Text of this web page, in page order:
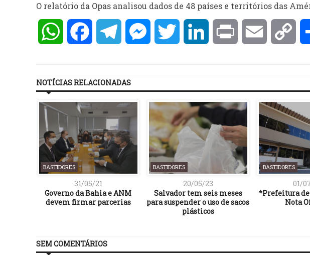
O relatório da Opas analisou dados de 48 países e territórios das
WhatsAppFacebookTelegramMessengerTwitter LinkedInPrint Email
NOTÍCIAS RELACIONADAS
BASTIDORES
31/05/21
Governo da Bahia e ANM
devem firmar parcerias
BASTIDORES
20/05/23
Salvador tem seis meses
para suspender o uso de sacos
plásticos
BASTIDORES
01/
*Prefeitura
Nota
SEM COMENTÁRIOS